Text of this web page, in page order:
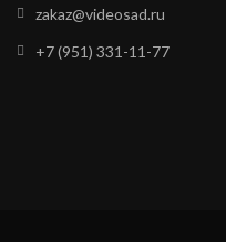
zakaz@videosad.ru
+7 (951) 331-11-77